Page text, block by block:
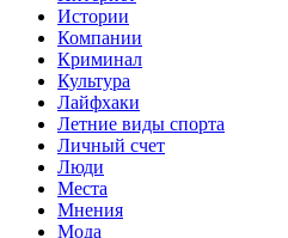
Истории
Компании
Криминал
Культура
Лайфхаки
Летние виды спорта
Личный счет
Люди
Места
Мнения
Мода